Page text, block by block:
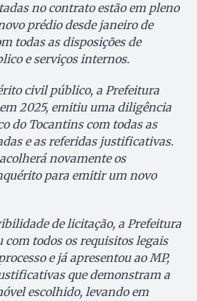
no contrato estão em pleno
prédio desde janeiro de
todas as disposições de
e serviços internos.
civil público, a Prefeitura
2025, emitiu uma diligência
do Tocantins com todas as
e as referidas justificativas.
novamente os
para emitir um novo
de licitação, a Prefeitura
todos os requisitos legais
e já apresentou ao MP,
que demonstram a
escolhido, levando em